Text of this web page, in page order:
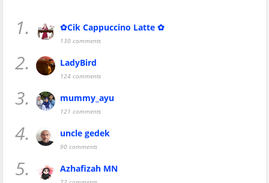
1. ✿Cik Cappuccino Latte ✿
130 comments
2. LadyBird
124 comments
3. mummy_ayu
121 comments
4. uncle gedek
90 comments
5. Azhafizah MN